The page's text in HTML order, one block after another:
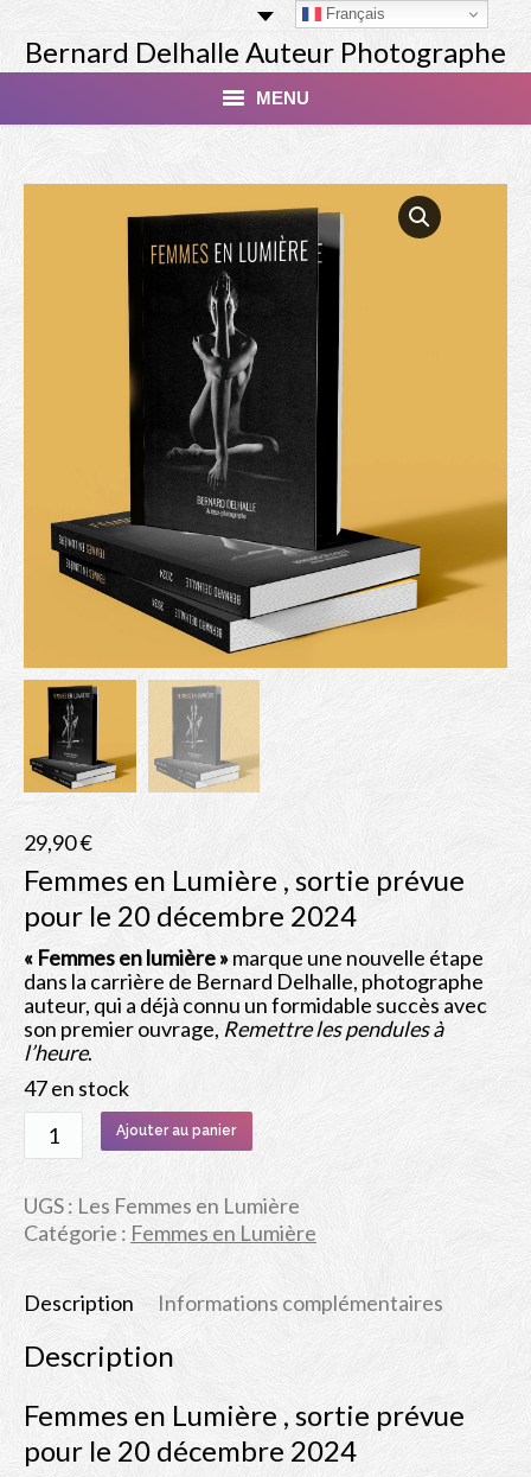
Bernard Delhalle Auteur Photographe
MENU
Masterclass
Tirage Finart Nu
Tirage Paysages
Studio
Les Modèles
Albums
Bio
Contact
Shop
29,90€
Femmes en Lumière , sortie prévue
pour le 20 décembre 2024
« Femmes en lumière »marque une nouvelle étape
dans la carrière de Bernard Delhalle, photographe
auteur, qui a déjà connu un formidable succès avec
son premier ouvrage, Remettre les pendules à
l’heure.
47 en stock
quantité
photo
Femmes
en
Ajouter au panier
UGS : Les Femmes en Lumière
Catégorie : Femmes en Lumière
Description Informations complémentaires
Description
Femmes en Lumière , sortie prévue
pour le 20 décembre 2024
Français